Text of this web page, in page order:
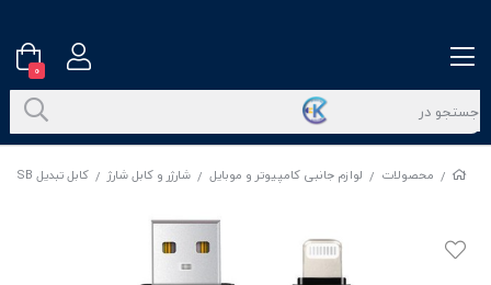
/ محصولات / لوازم جانبی کامپیوتر و موبایل / شارژر و کابل شارژ / کابل تبدیل USB به لایتنینگ مدل L13
0